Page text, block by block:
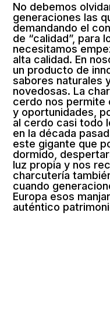
No debemos
generaciones las
demandando el
de “calidad”, para
necesitamos
alta calidad. En
un producto de
sabores naturales
novedosas. La
cerdo nos permite
y oportunidades,
al cerdo casi todo
en la década
este gigante que
dormido,
luz propia y nos
charcutería
cuando
Europa esos
auténtico